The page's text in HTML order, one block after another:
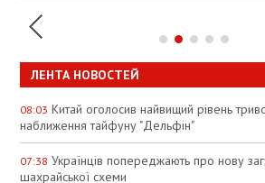
ЛЕНТА НОВОСТЕЙ
08:03 Китай оголосив найвищий рівень
наближення тайфуну "Дельфін"
07:38 Українців попереджають про нову
шахрайської схеми